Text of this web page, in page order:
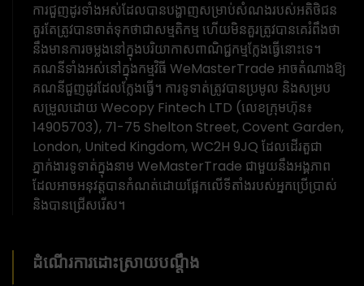
ការជួញដូរទាំងអស់ដែលបានបង្ហាញសម្រាប់សំណងរបស់អតិថិជន
គួរតែត្រូវបានចាត់ទុកថាជាសម្មតិកម្ម ហើយមិនគួរត្រូវបានគេរំពឹងថា
នឹងមានការចម្លងនៅក្នុងបរិយាកាសពាណិជ្ជកម្មក្លែងធ្វើនោះទេ។
គណនីទាំងអស់នៅក្នុងកម្មវិធី WeMasterTrade អាចតំណាងឱ្យ
គណនីជួញដូរដែលក្លែងធ្វើ។ ការទូទាត់ត្រូវបានប្រមូល និងសម្រប
សម្រួលដោយ Wecopy Fintech LTD (លេខក្រុមហ៊ុន៖
14905703), 71-75 Shelton Street, Covent Garden,
London, United Kingdom, WC2H 9JQ ដែលដើរតួជា
ភ្នាក់ងារទូទាត់ក្នុងនាម WeMasterTrade ជាមួយនឹងអង្គភាព
ដែលអាចអនុវត្តបានកំណត់ដោយផ្អែកលើទីតាំងរបស់អ្នកប្រើប្រាស់
និងបានជ្រើសរើស។
ដំណើរការដោះស្រាយបណ្តឹង